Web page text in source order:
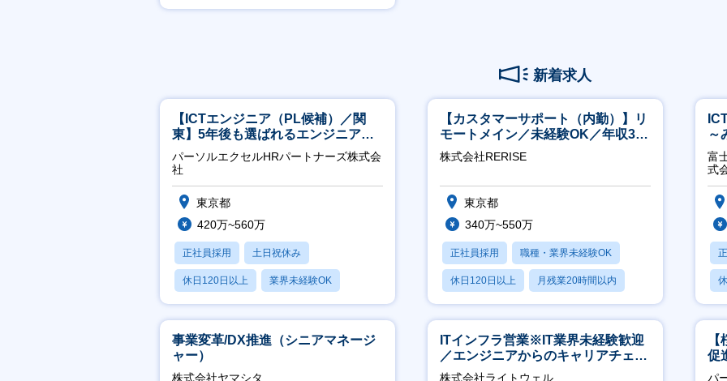
月残業20時間以内
新着求人
【ICTエンジニア（PL候補）／関
東】5年後も選ばれるエンジニアへ
／チーム運営・体制構築
パーソルエクセルHRパートナーズ株式会
社
東京都
420万~560万
正社員採用 土日祝休み
休日120日以上 業界未経験OK
月残業20時間以内
【カスタマーサポート（内勤）】リ
モートメイン／未経験OK／年収340
万～／年間休日125日
株式会社RERISE
東京都
340万~550万
正社員採用 職種・業界未経験OK
休日120日以上 月残業20時間以内
賞与あり
～
富
式
事業変革/DX推進（シニアマネージ
ャー）
株式会社ヤマシタ
ITインフラ営業※IT業界未経験歓迎
／エンジニアからのキャリアチェン
ジ可※【週3～4日リモート可能】
株式会社ライトウェル
促
パ